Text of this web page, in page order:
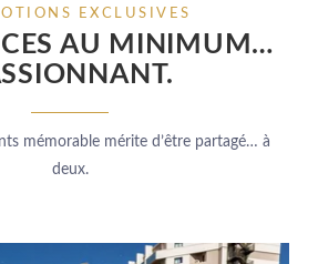
EXCLUSIVES
AU MINIMUM…
mémorable mérite d’être partagé… à
deux.